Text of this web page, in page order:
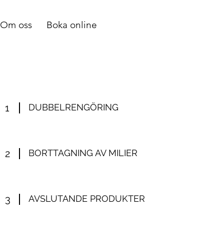
Om oss Boka online
1 DUBBELRENGÖRING
2 BORTTAGNING AV MILIER
3 AVSLUTANDE PRODUKTER